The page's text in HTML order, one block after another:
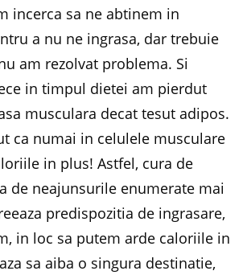
incerca sa ne abtinem in
a nu ne ingrasa, dar trebuie
am rezolvat problema. Si
in timpul dietei am pierdut
musculara decat tesut adipos.
ca numai in celulele musculare
in plus! Astfel, cura de
de neajunsurile enumerate mai
predispozitia de ingrasare,
in loc sa putem arde caloriile in
sa aiba o singura destinatie,